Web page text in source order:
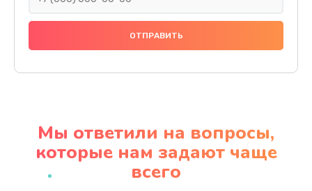
Замена праймера
1000 руб.
Заказать
Профилактическая чистка
Мы ответили на вопросы,
которые нам задают чаще
всего